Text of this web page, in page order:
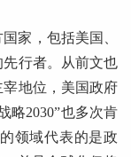
家，包括美国、
行者。从前文也
地位，美国政府
略2030”也多次肯
领域代表的是政